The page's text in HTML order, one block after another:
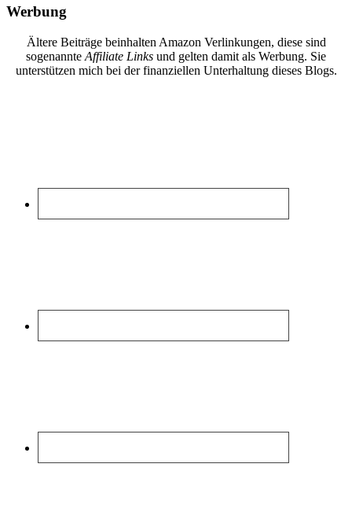
Werbung
Ältere Beiträge beinhalten Amazon Verlinkungen, diese sind
sogenannte Affiliate Links und gelten damit als Werbung. Sie
unterstützen mich bei der finanziellen Unterhaltung dieses Blogs.